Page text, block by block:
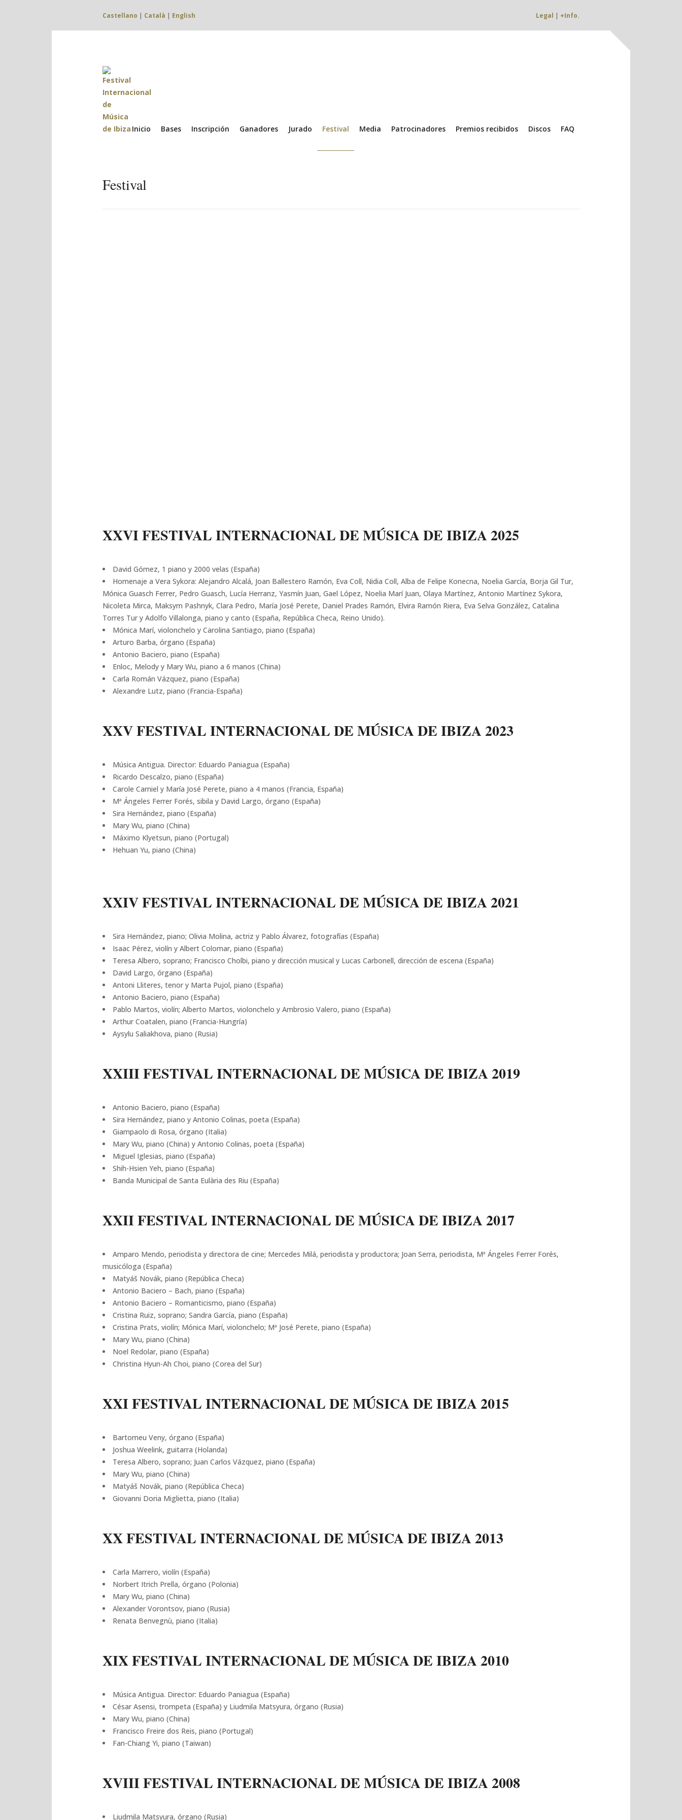
Castellano | Català | English Legal | +Info.
Inicio Bases Inscripción Ganadores Jurado Festival Media Patrocinadores Premios recibidos Discos FAQ
Festival
XXVI FESTIVAL INTERNACIONAL DE MÚSICA DE IBIZA 2025
David Gómez, 1 piano y 2000 velas (España)
Homenaje a Vera Sykora: Alejandro Alcalá, Joan Ballestero Ramón, Eva Coll, Nidia Coll, Alba de Felipe Konecna, Noelia García, Borja Gil Tur,
Mónica Guasch Ferrer, Pedro Guasch, Lucía Herranz, Yasmín Juan, Gael López, Noelia Marí Juan, Olaya Martínez, Antonio Martínez Sykora,
Nicoleta Mirca, Maksym Pashnyk, Clara Pedro, María José Perete, Daniel Prades Ramón, Elvira Ramón Riera, Eva Selva González, Catalina
Torres Tur y Adolfo Villalonga, piano y canto (España, República Checa, Reino Unido).
Mónica Marí, violonchelo y Carolina Santiago, piano (España)
Arturo Barba, órgano (España)
Antonio Baciero, piano (España)
Enloc, Melody y Mary Wu, piano a 6 manos (China)
Carla Román Vázquez, piano (España)
Alexandre Lutz, piano (Francia-España)
XXV FESTIVAL INTERNACIONAL DE MÚSICA DE IBIZA 2023
Música Antigua. Director: Eduardo Paniagua (España)
Ricardo Descalzo, piano (España)
Carole Carniel y María José Perete, piano a 4 manos (Francia, España)
Mª Ángeles Ferrer Forés, sibila y David Largo, órgano (España)
Sira Hernández, piano (España)
Mary Wu, piano (China)
Máximo Klyetsun, piano (Portugal)
Hehuan Yu, piano (China)
XXIV FESTIVAL INTERNACIONAL DE MÚSICA DE IBIZA 2021
Sira Hernández, piano; Olivia Molina, actriz y Pablo Álvarez, fotografías (España)
Isaac Pérez, violín y Albert Colomar, piano (España)
Teresa Albero, soprano; Francisco Cholbi, piano y dirección musical y Lucas Carbonell, dirección de escena (España)
David Largo, órgano (España)
Antoni Lliteres, tenor y Marta Pujol, piano (España)
Antonio Baciero, piano (España)
Pablo Martos, violín; Alberto Martos, violonchelo y Ambrosio Valero, piano (España)
Arthur Coatalen, piano (Francia-Hungría)
Aysylu Saliakhova, piano (Rusia)
XXIII FESTIVAL INTERNACIONAL DE MÚSICA DE IBIZA 2019
Antonio Baciero, piano (España)
Sira Hernández, piano y Antonio Colinas, poeta (España)
Giampaolo di Rosa, órgano (Italia)
Mary Wu, piano (China) y Antonio Colinas, poeta (España)
Miguel Iglesias, piano (España)
Shih-Hsien Yeh, piano (España)
Banda Municipal de Santa Eulària des Riu (España)
XXII FESTIVAL INTERNACIONAL DE MÚSICA DE IBIZA 2017
Amparo Mendo, periodista y directora de cine; Mercedes Milá, periodista y productora; Joan Serra, periodista, Mª Ángeles Ferrer Forés,
musicóloga (España)
Matyáš Novák, piano (República Checa)
Antonio Baciero – Bach, piano (España)
Antonio Baciero – Romanticismo, piano (España)
Cristina Ruiz, soprano; Sandra García, piano (España)
Cristina Prats, violín; Mónica Marí, violonchelo; Mª José Perete, piano (España)
Mary Wu, piano (China)
Noel Redolar, piano (España)
Christina Hyun-Ah Choi, piano (Corea del Sur)
XXI FESTIVAL INTERNACIONAL DE MÚSICA DE IBIZA 2015
Bartomeu Veny, órgano (España)
Joshua Weelink, guitarra (Holanda)
Teresa Albero, soprano; Juan Carlos Vázquez, piano (España)
Mary Wu, piano (China)
Matyáš Novák, piano (República Checa)
Giovanni Doria Miglietta, piano (Italia)
XX FESTIVAL INTERNACIONAL DE MÚSICA DE IBIZA 2013
Carla Marrero, violín (España)
Norbert Itrich Prella, órgano (Polonia)
Mary Wu, piano (China)
Alexander Vorontsov, piano (Rusia)
Renata Benvegnù, piano (Italia)
XIX FESTIVAL INTERNACIONAL DE MÚSICA DE IBIZA 2010
Música Antigua. Director: Eduardo Paniagua (España)
César Asensi, trompeta (España) y Liudmila Matsyura, órgano (Rusia)
Mary Wu, piano (China)
Francisco Freire dos Reis, piano (Portugal)
Fan-Chiang Yi, piano (Taiwan)
XVIII FESTIVAL INTERNACIONAL DE MÚSICA DE IBIZA 2008
Liudmila Matsyura, órgano (Rusia)